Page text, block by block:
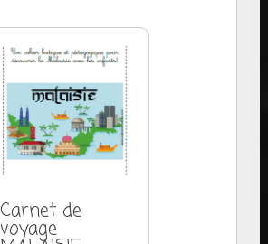
Carnet de
voyage